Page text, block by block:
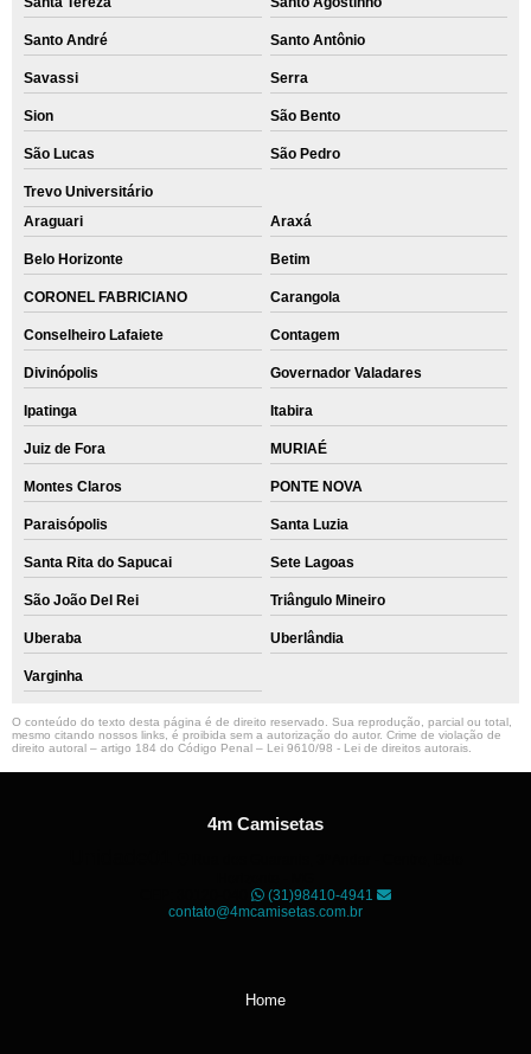
Santo André Santo Antônio
Savassi Serra
Sion São Bento
São Lucas São Pedro
Trevo Universitário
Araguari
Araxá
Belo Horizonte Betim
CORONEL FABRICIANO Carangola
Conselheiro Lafaiete Contagem
Divinópolis Governador Valadares
Ipatinga Itabira
Juiz de Fora MURIAÉ
Montes Claros PONTE NOVA
Paraisópolis Santa Luzia
Santa Rita do Sapucai Sete Lagoas
São João Del Rei Triângulo Mineiro
Uberaba Uberlândia
Varginha
O conteúdo do texto desta página é de direito reservado. Sua reprodução, parcial ou total,
mesmo citando nossos links, é proibida sem a autorização do autor. Crime de violação de
direito autoral – artigo 184 do Código Penal – Lei 9610/98 - Lei de direitos autorais
4m Camisetas
(31)98410-4941
contato@4mcamisetas.com.br
Home